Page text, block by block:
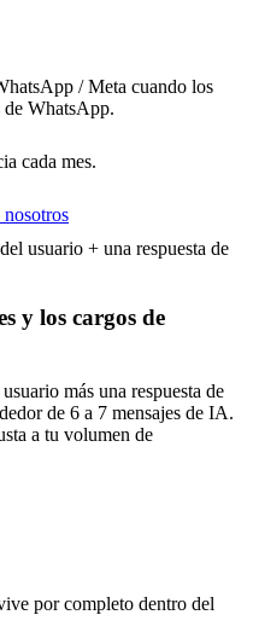
/ Meta cuando los
de WhatsApp.
cada mes.
usuario + una respuesta de
y los cargos de
más una respuesta de
de 6 a 7 mensajes de IA.
a tu volumen de
por completo dentro del